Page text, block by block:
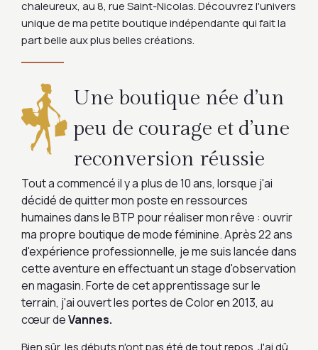
chaleureux, au 8, rue Saint-Nicolas. Découvrez l'univers
unique de ma petite boutique indépendante qui fait la
part belle aux plus belles créations.
Une boutique née d’un
peu de courage et d’une
reconversion réussie
Tout a commencé il y a plus de 10 ans, lorsque j'ai
décidé de quitter mon poste en ressources
humaines dans le BTP pour réaliser mon rêve : ouvrir
ma propre boutique de mode féminine. Après 22 ans
d'expérience professionnelle, je me suis lancée dans
cette aventure en effectuant un stage d'observation
en magasin. Forte de cet apprentissage sur le
terrain, j'ai ouvert les portes de Color en 2013, au
cœur deVannes.
Bien sûr, les débuts n'ont pas été de tout repos. J'ai dû